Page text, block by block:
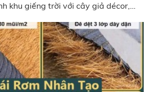
khu giếng trời với cây giả décor,
bây giờ là hãy xem hết bài viết này
chắc chắn bạn sẽ tìm được những
đấy, bài viết này tôi sẽ giới thiệu đến